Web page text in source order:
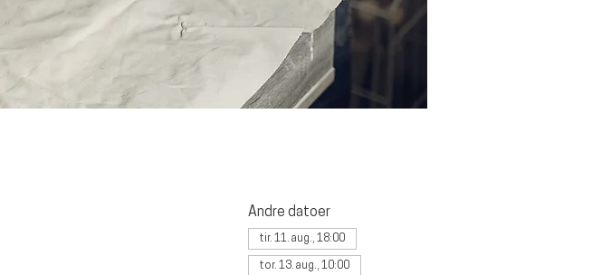
Andre datoer
tir. 11. aug., 18:00
tor. 13. aug., 10:00